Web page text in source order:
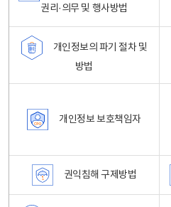
권리·의무 및 행사방법
개인정보의 파기 절차 및
방법
개인정보 보호책임자
권익침해 구제방법